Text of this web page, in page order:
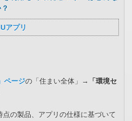
アプリ
ページの「住まい全体」→
「環境セ
点の製品、アプリの仕様に基づいて